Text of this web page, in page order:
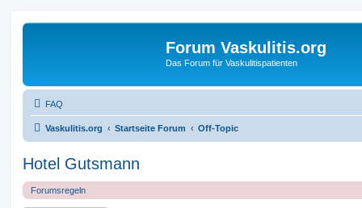
Forum Vaskulitis.org
Das Forum für Vaskulitispatienten
FAQ
Vaskulitis.org Startseite Forum Off-Topic
Hotel Gutsmann
Forumsregeln